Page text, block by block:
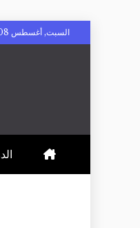
Skip
to
السبت, أغسطس 08, 2026